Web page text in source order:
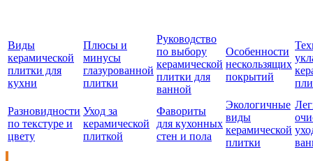
Виды
керамической
плитки для
кухни
Плюсы и
минусы
глазурованной
плитки
Руководство
по выбору
керамической
плитки для
ванной
Особенности
нескользящих
покрытий
Разновидности
по текстуре и
цвету
Уход за
керамической
плиткой
Фавориты
для кухонных
стен и пола
Экологичные
виды
керамической
плитки